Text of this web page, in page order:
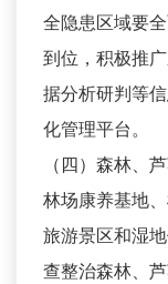
全隐患区域要
到位，积极推
据分析研判等
化管理平台。
（四）森林、
林场康养基地
旅游景区和湿
查整治森林、